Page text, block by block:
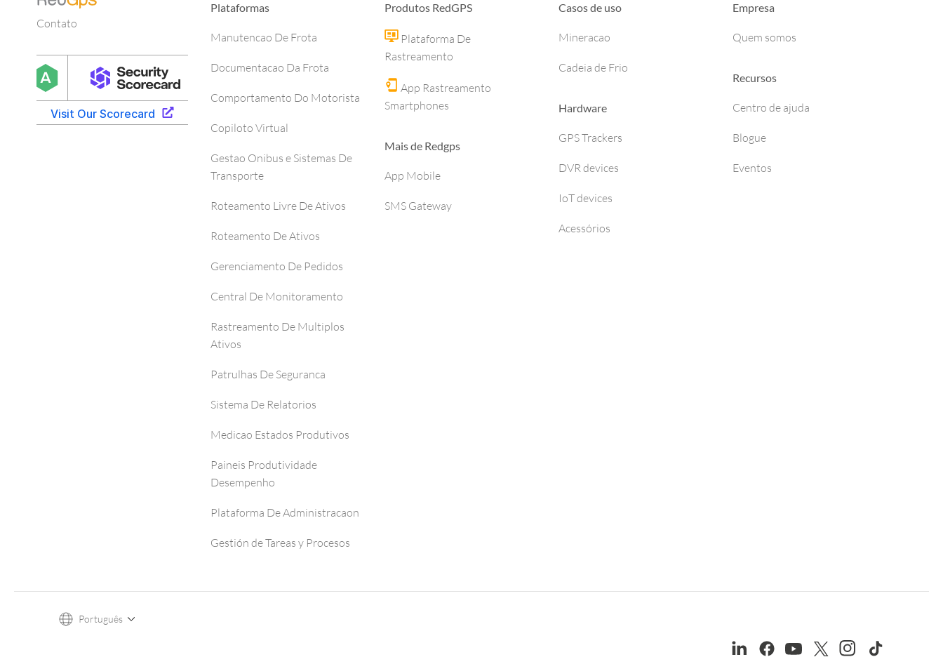
Contato
Plataformas
Manutencao De Frota
Documentacao Da Frota
Comportamento Do Motorista
Copiloto Virtual
Gestao Onibus e Sistemas De
Transporte
Roteamento Livre De Ativos
Roteamento De Ativos
Gerenciamento De Pedidos
Central De Monitoramento
Rastreamento De Multiplos
Ativos
Patrulhas De Seguranca
Sistema De Relatorios
Medicao Estados Produtivos
Paineis Produtividade
Desempenho
Plataforma De Administracaon
Gestión de Tareas y Procesos
Produtos RedGPS
Plataforma De
Rastreamento
App Rastreamento
Smartphones
Mais de Redgps
App Mobile
SMS Gateway
Casos de uso
Mineracao
Cadeia de Frio
Hardware
GPS Trackers
DVR devices
IoT devices
Acessórios
Empresa
Quem somos
Recursos
Centro de ajuda
Blogue
Eventos
Português